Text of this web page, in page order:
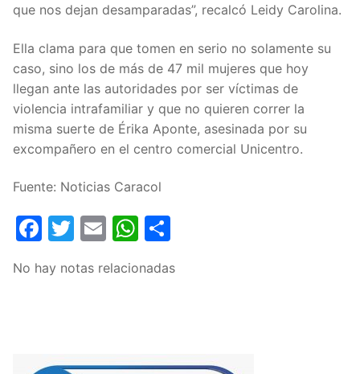
que nos dejan desamparadas”, recalcó Leidy Carolina.
Ella clama para que tomen en serio no solamente su
caso, sino los de más de 47 mil mujeres que hoy
llegan ante las autoridades por ser víctimas de
violencia intrafamiliar y que no quieren correr la
misma suerte de Érika Aponte, asesinada por su
excompañero en el centro comercial Unicentro.
Fuente: Noticias Caracol
Facebook
Twitter
EmailWhatsApp
No hay notas relacionadas